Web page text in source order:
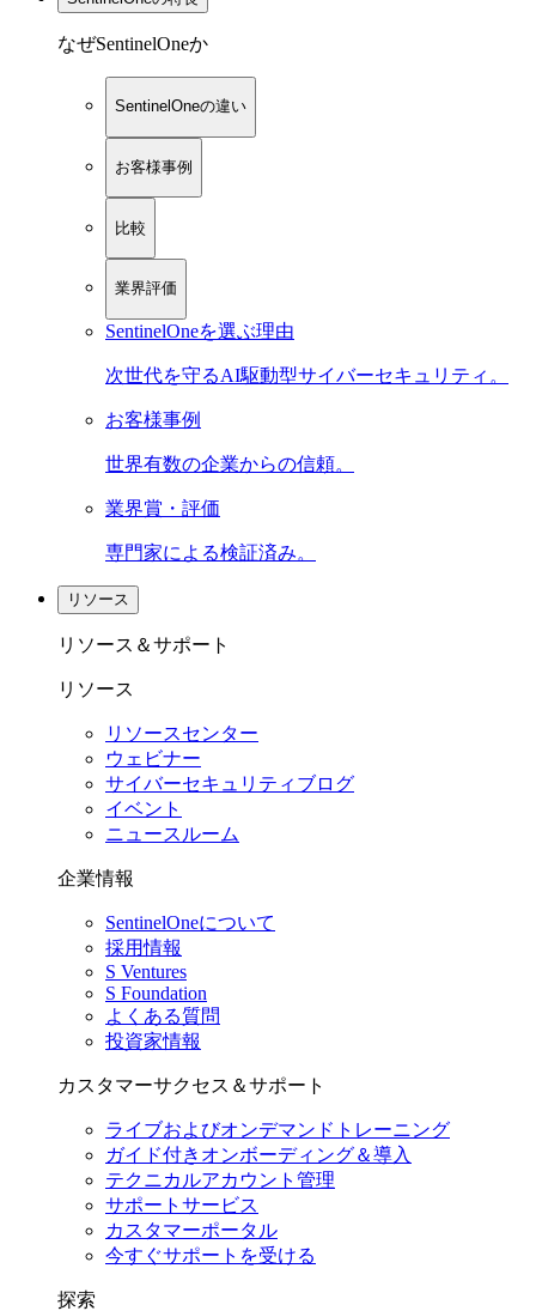
なぜSentinelOneか
SentinelOneの違い
お客様事例
比較
業界評価
SentinelOneを選ぶ理由
次世代を守るAI駆動型サイバーセキュリティ。
お客様事例
世界有数の企業からの信頼。
業界賞・評価
専門家による検証済み。
リソース
リソース＆サポート
リソース
リソースセンター
ウェビナー
サイバーセキュリティブログ
イベント
ニュースルーム
企業情報
SentinelOneについて
採用情報
S Ventures
S Foundation
よくある質問
投資家情報
カスタマーサクセス＆サポート
ライブおよびオンデマンドトレーニング
ガイド付きオンボーディング＆導入
テクニカルアカウント管理
サポートサービス
カスタマーポータル
今すぐサポートを受ける
探索